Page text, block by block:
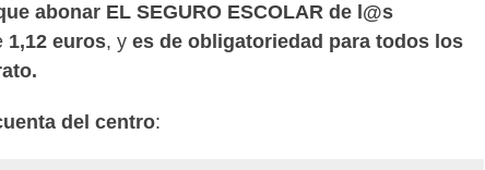
abonar EL SEGURO ESCOLAR de l@s
1,12 euros, y es de obligatoriedad para todos los
del centro: